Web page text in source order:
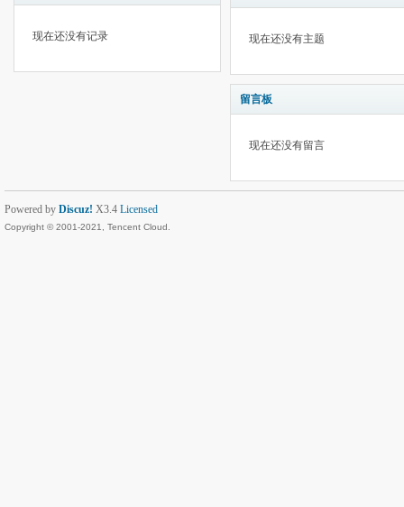
现在还没有记录 现在还没有主题
留言板
现在还没有留言
Powered by Discuz! X3.4 Licensed
Copyright © 2001-2021, Tencent Cloud.